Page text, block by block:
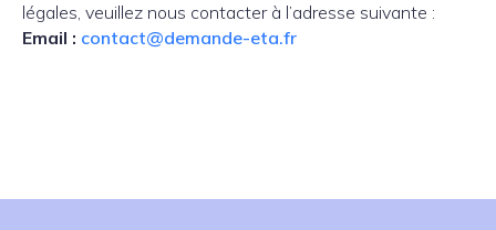
légales, veuillez nous contacter à l’adresse suivante :
Email : contact@demande-eta.fr